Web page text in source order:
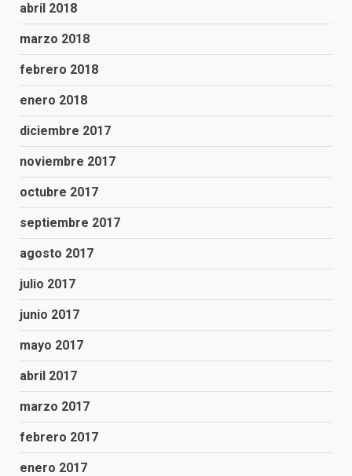
abril 2018
marzo 2018
febrero 2018
enero 2018
diciembre 2017
noviembre 2017
octubre 2017
septiembre 2017
agosto 2017
julio 2017
junio 2017
mayo 2017
abril 2017
marzo 2017
febrero 2017
enero 2017